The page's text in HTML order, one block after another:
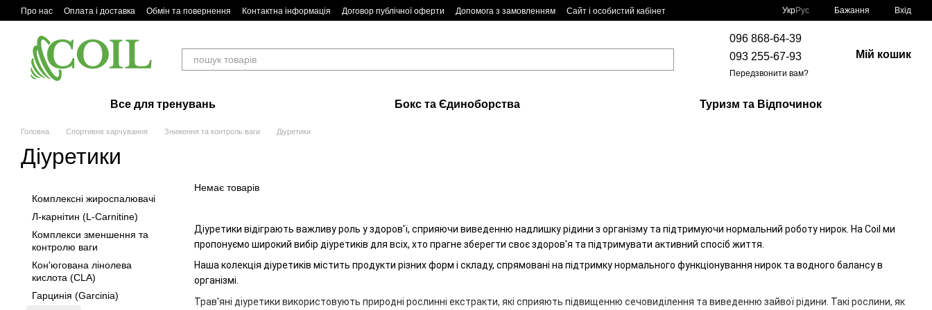
Перейти до основного контенту
Про нас Оплата і доставка Обмін та повернення Контактна інформація Договор публічної оферти Допомога з замовленням Сайт і особистий кабінет УкрРус Бажання Вхід
096 868-64-39
093 255-67-93
Передзвонити вам?
Мій кошик
Все для тренувань Бокс та Єдиноборства Туризм та Відпочинок
Головна Спортивне харчування Зниження та контроль ваги Діуретики
Діуретики
Діуретики відіграють важливу роль у здоров'ї, сприяючи виведенню надлишку рідини з організму та підтримуючи нормальний роботу нирок. На Coil ми
пропонуємо широкий вибір діуретиків для всіх, хто прагне зберегти своє здоров'я та підтримувати активний спосіб життя.
Наша колекція діуретиків містить продукти різних форм і складу, спрямовані на підтримку нормального функціонування нирок та водного балансу в
організмі.
Трав'яні діуретики використовують природні рослинні екстракти, які сприяють підвищенню сечовиділення та виведенню зайвої рідини. Такі рослини, як
Немає товарів
Комплексні жироспалювачі
Л-карнітин (L-Carnitine)
Комплекси зменшення та
контролю ваги
Кон'югована лінолева
кислота (CLA)
Гарцинія (Garcinia)